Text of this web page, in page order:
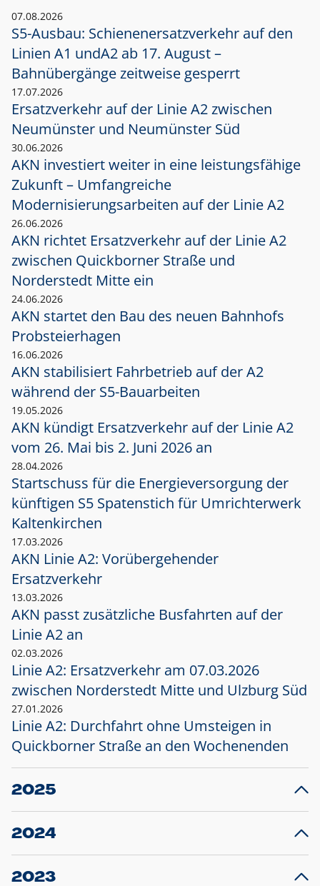
07.08.2026
S5-Ausbau: Schienenersatzverkehr auf den
Linien A1 undA2 ab 17. August –
Bahnübergänge zeitweise gesperrt
17.07.2026
Ersatzverkehr auf der Linie A2 zwischen
Neumünster und Neumünster Süd
30.06.2026
AKN investiert weiter in eine leistungsfähige
Zukunft – Umfangreiche
Modernisierungsarbeiten auf der Linie A2
26.06.2026
AKN richtet Ersatzverkehr auf der Linie A2
zwischen Quickborner Straße und
Norderstedt Mitte ein
24.06.2026
AKN startet den Bau des neuen Bahnhofs
Probsteierhagen
16.06.2026
AKN stabilisiert Fahrbetrieb auf der A2
während der S5-Bauarbeiten
19.05.2026
AKN kündigt Ersatzverkehr auf der Linie A2
vom 26. Mai bis 2. Juni 2026 an
28.04.2026
Startschuss für die Energieversorgung der
künftigen S5 Spatenstich für Umrichterwerk
Kaltenkirchen
17.03.2026
AKN Linie A2: Vorübergehender
Ersatzverkehr
13.03.2026
AKN passt zusätzliche Busfahrten auf der
Linie A2 an
02.03.2026
Linie A2: Ersatzverkehr am 07.03.2026
zwischen Norderstedt Mitte und Ulzburg Süd
27.01.2026
Linie A2: Durchfahrt ohne Umsteigen in
Quickborner Straße an den Wochenenden
2025
23.12.2025
Projekt S5: Start der Bauarbeiten am
2024
10.12.2024
Großprojekt S5: Sperrung der Bahnstraße in
2023